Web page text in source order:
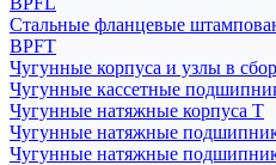
Стальные фланцевые
BPFT
Чугунные корпуса и узлы в
Чугунные кассетные
Чугунные натяжные корпуса T
Чугунные натяжные
Чугунные натяжные